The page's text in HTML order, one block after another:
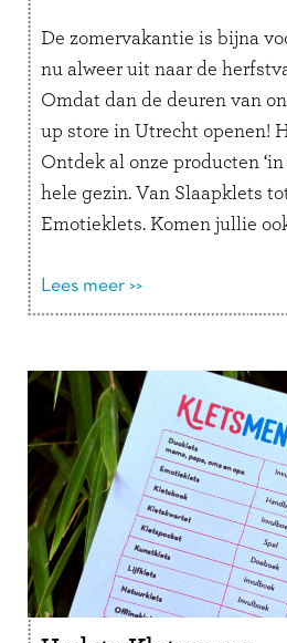
De zomervakantie is bijna
nu alweer uit naar de
Omdat dan de deuren van
up store in Utrecht openen!
Ontdek al onze producten
hele gezin. Van Slaapklets
Emotieklets. Komen jullie
Lees meer >>